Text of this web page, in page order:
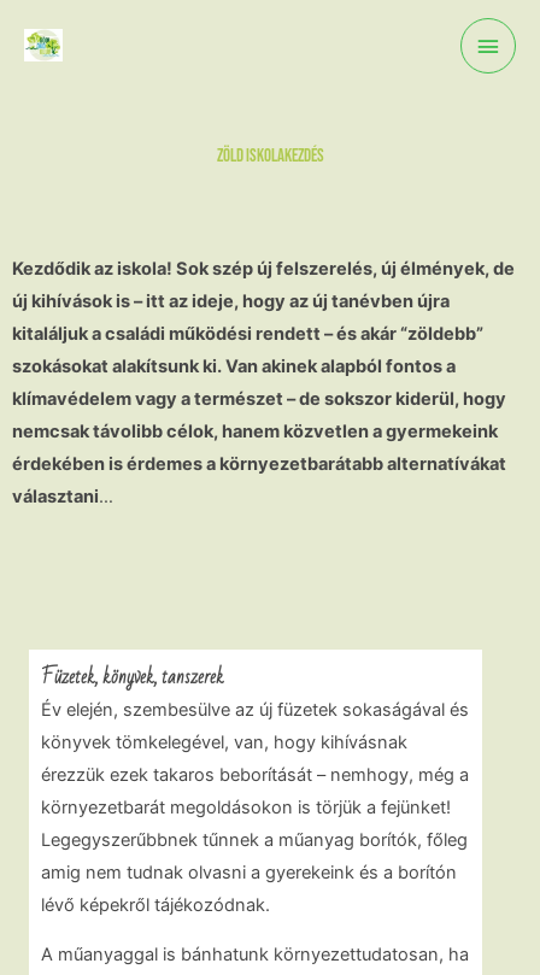
Main
Zöld iskolakezdés
Kezdődik az iskola! Sok szép új felszerelés, új élmények, de
új kihívások is – itt az ideje, hogy az új tanévben újra
kitaláljuk a családi működési rendett – és akár “zöldebb”
szokásokat alakítsunk ki. Van akinek alapból fontos a
klímavédelem vagy a természet – de sokszor kiderül, hogy
nemcsak távolibb célok, hanem közvetlen a gyermekeink
érdekében is érdemes a környezetbarátabb alternatívákat
választani…
Füzetek, könyvek, tanszerek
Év elején, szembesülve az új füzetek sokaságával és
könyvek tömkelegével, van, hogy kihívásnak
érezzük ezek takaros beborítását – nemhogy, még a
környezetbarát megoldásokon is törjük a fejünket!
Legegyszerűbbnek tűnnek a műanyag borítók, főleg
amig nem tudnak olvasni a gyerekeink és a borítón
lévő képekről tájékozódnak.
A műanyaggal is bánhatunk környezettudatosan, ha